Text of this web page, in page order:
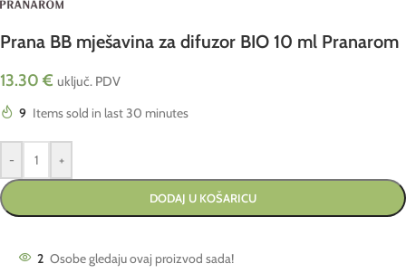
Prana BB mješavina za difuzor BIO 10 ml Pranarom
13.30 € uključ. PDV
9 Items sold in last 30 minutes
- +
DODAJ U KOŠARICU
2 Osobe gledaju ovaj proizvod sada!